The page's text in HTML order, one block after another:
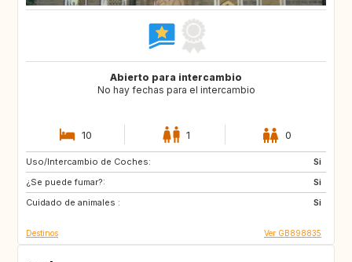
Abierto para intercambio
No hay fechas para el intercambio
10 1 0
Uso/Intercambio de Coches:
Si
¿Se puede fumar?:
Si
Cuidado de animales :
Si
CA12
GB
CA
Destinos Ver GB898835